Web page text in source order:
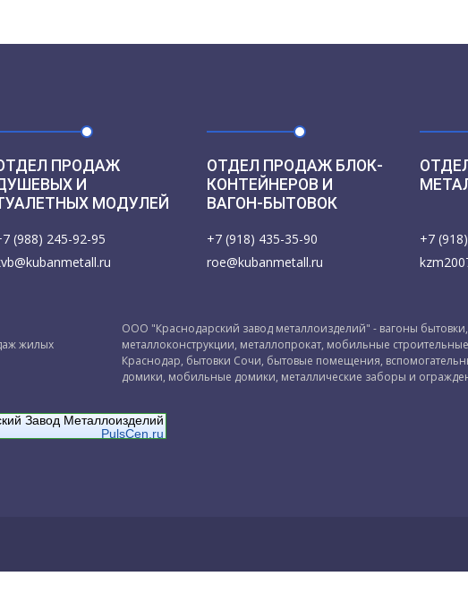
ПРОДАЖ
И
МОДУЛЕЙ
(988) 245-92-95
ОТДЕЛ ПРОДАЖ БЛОК-
КОНТЕЙНЕРОВ И
ВАГОН-БЫТОВОК
+7 (918) 435-35-90
roe@kubanmetall.ru
+7
жилых
ООО "Краснодарский завод металлоизделий" - вагоны
металлоконструкции, металлопрокат, мобильные
Краснодар, бытовки Сочи, бытовые помещения,
домики, мобильные домики, металлические заборы и
Завод Металлоизделий
PulsCen.ru